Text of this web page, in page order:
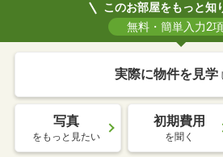
このお部屋をもっと知
無料・簡単入力2
実際に物件を見学
写真
をもっと見たい
初期費用
を聞く